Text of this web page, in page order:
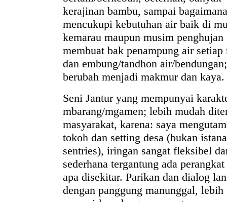
kerajinan bambu, sampai bagaimana
mencukupi kebutuhan air baik di
kemarau maupun musim penghujan
membuat bak penampung air setiap
dan embung/tandhon air/
berubah menjadi makmur dan kaya.
Seni Jantur yang mempunyai
mbarang/mgamen; lebih mudah
masyarakat, karena: saya
tokoh dan setting desa (bukan istana
sentries), iringan sangat fleksibel
sederhana tergantung ada
apa disekitar. Parikan dan dialog
dengan panggung manunggal, lebih